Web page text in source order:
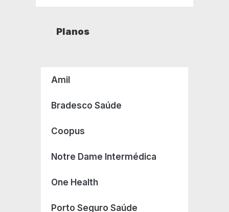
Planos
Amil
Bradesco Saúde
Coopus
Notre Dame Intermédica
One Health
Porto Seguro Saúde